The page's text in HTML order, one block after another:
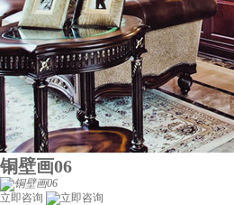
铜壁画06
立即咨询